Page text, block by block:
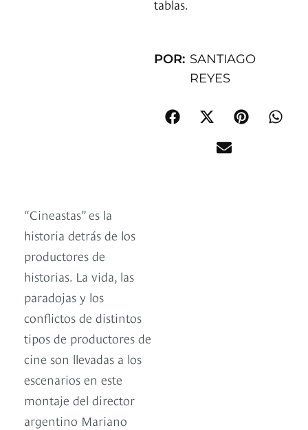
tablas.
POR: SANTIAGO
REYES
“Cineastas” es la
historia detrás de los
productores de
historias. La vida, las
paradojas y los
conflictos de distintos
tipos de productores de
cine son llevadas a los
escenarios en este
montaje del director
argentino Mariano